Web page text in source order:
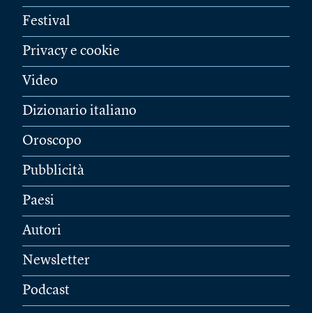
Festival
Privacy e cookie
Video
Dizionario italiano
Oroscopo
Pubblicità
Paesi
Autori
Newsletter
Podcast